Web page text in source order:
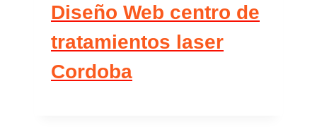
Diseño Web centro de
tratamientos laser
Cordoba